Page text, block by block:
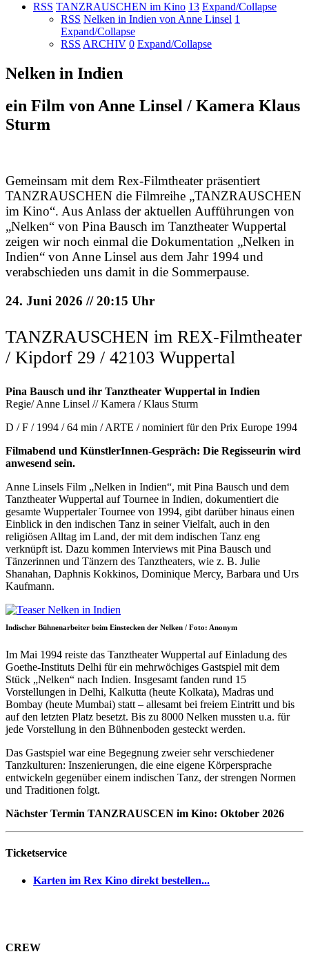
RSS TANZRAUSCHEN im Kino 13 Expand/Collapse
RSS Nelken in Indien von Anne Linsel 1
Expand/Collapse
RSS ARCHIV 0 Expand/Collapse
Nelken in Indien
ein Film von Anne Linsel / Kamera Klaus
Sturm
Gemeinsam mit dem Rex-Filmtheater präsentiert
TANZRAUSCHEN die Filmreihe „TANZRAUSCHEN
im Kino“. Aus Anlass der aktuellen Aufführungen von
„Nelken“ von Pina Bausch im Tanztheater Wuppertal
zeigen wir noch einmal die Dokumentation „Nelken in
Indien“ von Anne Linsel aus dem Jahr 1994 und
verabschieden uns damit in die Sommerpause.
24. Juni 2026 // 20:15 Uhr
TANZRAUSCHEN im REX-Filmtheater
/ Kipdorf 29 / 42103 Wuppertal
Pina Bausch und ihr Tanztheater Wuppertal in Indien
Regie/ Anne Linsel // Kamera / Klaus Sturm
D / F / 1994 / 64 min / ARTE / nominiert für den Prix Europe 1994
Filmabend und KünstlerInnen-Gespräch: Die Regisseurin wird
anwesend sein.
Anne Linsels Film „Nelken in Indien“, mit Pina Bausch und dem
Tanztheater Wuppertal auf Tournee in Indien, dokumentiert die
gesamte Wuppertaler Tournee von 1994, gibt darüber hinaus einen
Einblick in den indischen Tanz in seiner Vielfalt, auch in den
religiösen Alltag im Land, der mit dem indischen Tanz eng
verknüpft ist. Dazu kommen Interviews mit Pina Bausch und
Tänzerinnen und Tänzern des Tanztheaters, wie z. B. Julie
Shanahan, Daphnis Kokkinos, Dominique Mercy, Barbara und Urs
Kaufmann.
Indischer Bühnenarbeiter beim Einstecken der Nelken / Foto: Anonym
Im Mai 1994 reiste das Tanztheater Wuppertal auf Einladung des
Goethe-Instituts Delhi für ein mehrwöchiges Gastspiel mit dem
Stück „Nelken“ nach Indien. Insgesamt fanden rund 15
Vorstellungen in Delhi, Kalkutta (heute Kolkata), Madras und
Bombay (heute Mumbai) statt – allesamt bei freiem Eintritt und bis
auf den letzten Platz besetzt. Bis zu 8000 Nelken mussten u.a. für
jede Vorstellung in den Bühnenboden gesteckt werden.
Das Gastspiel war eine Begegnung zweier sehr verschiedener
Tanzkulturen: Inszenierungen, die eine eigene Körpersprache
entwickeln gegenüber einem indischen Tanz, der strengen Normen
und Traditionen folgt.
Nächster Termin TANZRAUSCEN im Kino: Oktober 2026
Ticketservice
Karten im Rex Kino direkt bestellen...
CREW